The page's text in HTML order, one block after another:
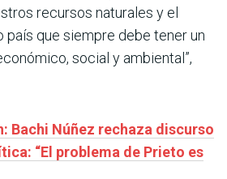
recursos naturales y el
país que siempre debe tener un
social y ambiental”,
Bachi Núñez rechaza discurso
“El problema de Prieto es